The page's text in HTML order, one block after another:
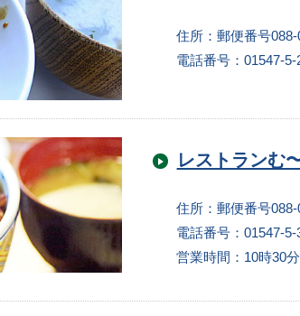
住所：郵便番号
電話番号：01547-5-
レストランむ
住所：郵便番号
電話番号：01547-5-
営業時間：10時30